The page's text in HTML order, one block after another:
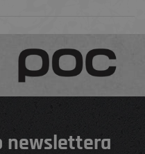
newslettera